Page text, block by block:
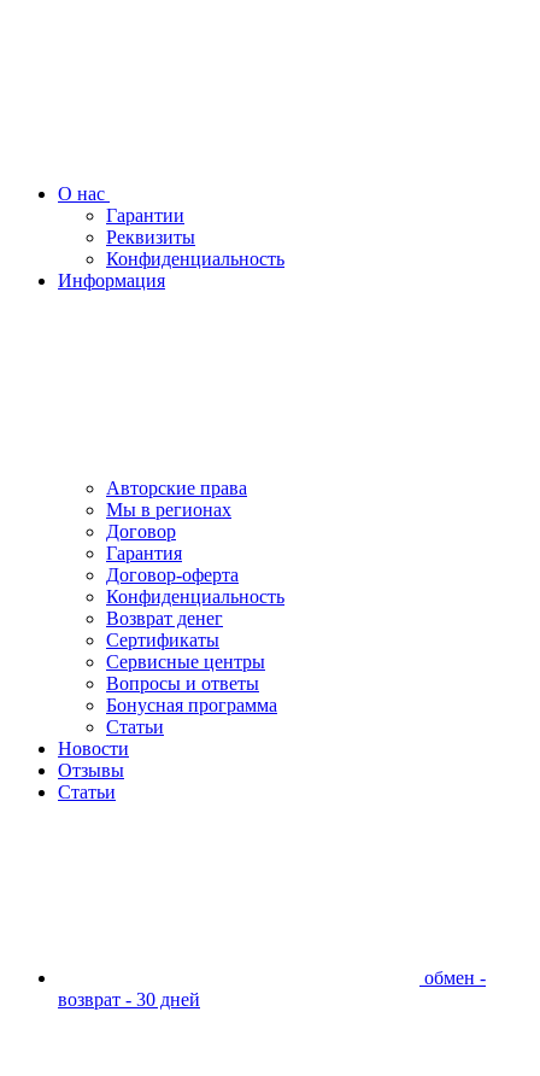
О нас
Гарантии
Реквизиты
Конфиденциальность
Информация
Авторские права
Мы в регионах
Договор
Гарантия
Договор-оферта
Конфиденциальность
Возврат денег
Сертификаты
Сервисные центры
Вопросы и ответы
Бонусная программа
Статьи
Новости
Отзывы
Статьи
обмен -
возврат - 30 дней